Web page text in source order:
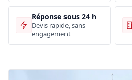
Réponse sous 24 h
Devis rapide, sans
engagement